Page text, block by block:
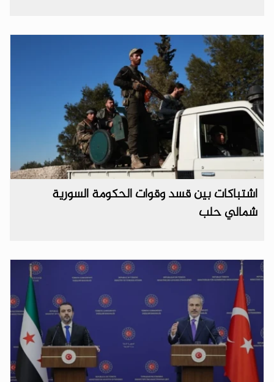
اشتباكات بين قسد وقوات الحكومة السورية
شمالي حلب